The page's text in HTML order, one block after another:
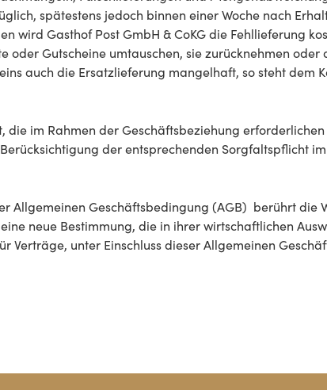
spätestens jedoch binnen einer Woche nach
wird Gasthof Post GmbH & CoKG die Fehllieferung
oder Gutscheine umtauschen, sie zurücknehmen
auch die Ersatzlieferung mangelhaft, so steht dem
die im Rahmen der Geschäftsbeziehung
der entsprechenden Sorgfaltspflicht
Allgemeinen Geschäftsbedingung (AGB) berührt die
neue Bestimmung, die in ihrer wirtschaftlichen
Verträge, unter Einschluss dieser Allgemeinen